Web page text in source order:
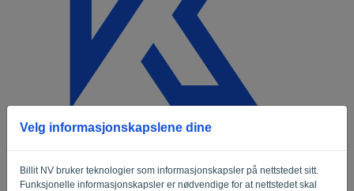
Velg informasjonskapslene dine
Billit NV bruker teknologier som informasjonskapsler på nettstedet sitt.
Funksjonelle informasjonskapsler er nødvendige for at nettstedet skal
Welkom
E-post